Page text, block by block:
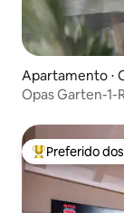
Apartamento ⋅
Opas Garten-1-
Entre os
Preferido